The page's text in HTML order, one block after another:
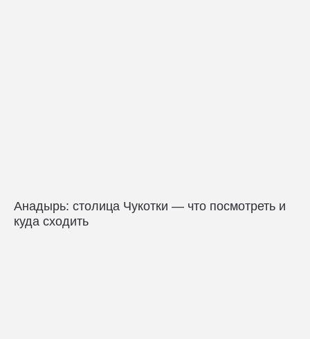
Анадырь: столица Чукотки — что посмотреть и
куда сходить